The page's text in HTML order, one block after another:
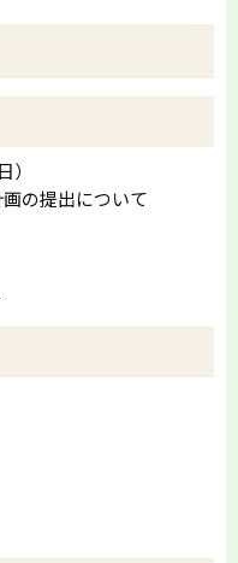
の提出について